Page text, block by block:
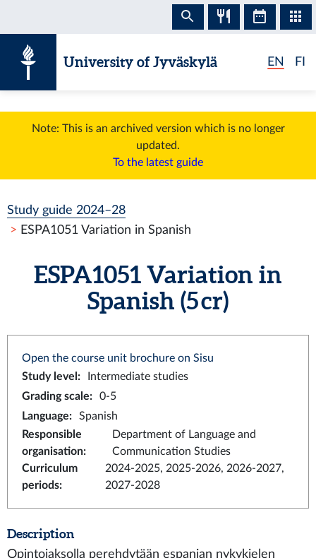
University of Jyväskylä EN FI
Note: This is an archived version which is no longer
updated.
To the latest guide
Study guide 2024–28
ESPA1051 Variation in Spanish
ESPA1051 Variation in
Spanish (5 cr)
Open the course unit brochure on Sisu
Study level :
Intermediate studies
Grading scale:
0-5
Language:
Spanish
Responsible
organisation:
Department of Language and
Communication Studies
Curriculum
periods:
2024-2025, 2025-2026, 2026-2027,
2027-2028
Description
Opintojaksolla perehdytään espanjan nykykielen